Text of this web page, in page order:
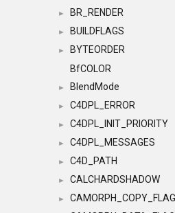
► BR_RENDER
► BUILDFLAGS
►
BYTEORDER
BfCOLOR
► BlendMode
► C4DPL_ERROR
► C4DPL_INIT_PRIORITY
► C4DPL_MESSAGES
► C4D_PATH
► CALCHARDSHADOW
►